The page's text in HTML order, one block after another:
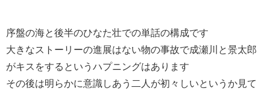
序盤の海と後半のひなた壮での単話の構成です
大きなストーリーの進展はない物の事故で成瀬川と景太郎
がキスをするというハプニングはあります
その後は明らかに意識しあう二人が初々しいというか見て